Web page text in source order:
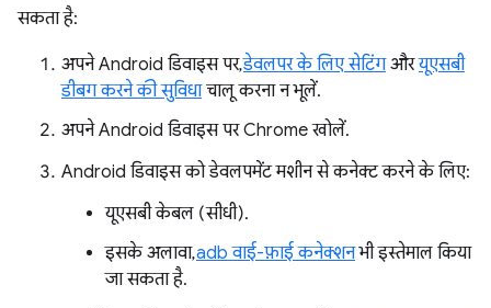
सकता है:
अपने Android डिवाइस पर,डेवलपर के लिए सेटिंगऔरयूएसबी
डीबग करने की सुविधाचालू करना न भूलें.
अपने Android डिवाइस पर Chrome खोलें.
Android डिवाइस को डेवलपमेंट मशीन से कनेक्ट करने के लिए:
यूएसबी केबल (सीधी).
इसके अलावा,adb वाई-फ़ाई कनेक्शनभी इस्तेमाल किया
जा सकता है.